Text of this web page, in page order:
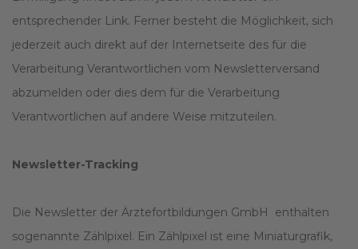
entsprechender Link. Ferner besteht die Möglichkeit, sich
jederzeit auch direkt auf der Internetseite des für die
Verarbeitung Verantwortlichen vom Newsletterversand
abzumelden oder dies dem für die Verarbeitung
Verantwortlichen auf andere Weise mitzuteilen.
Newsletter-Tracking
Die Newsletter der Ärztefortbildungen GmbH enthalten
sogenannte Zählpixel. Ein Zählpixel ist eine Miniaturgrafik,